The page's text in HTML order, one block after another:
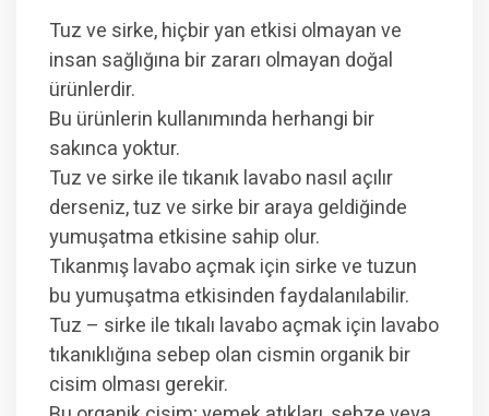
Tuz ve sirke, hiçbir yan etkisi olmayan ve
insan sağlığına bir zararı olmayan doğal
ürünlerdir.
Bu ürünlerin kullanımında herhangi bir
sakınca yoktur.
Tuz ve sirke ile tıkanık lavabo nasıl açılır
derseniz, tuz ve sirke bir araya geldiğinde
yumuşatma etkisine sahip olur.
Tıkanmış lavabo açmak için sirke ve tuzun
bu yumuşatma etkisinden faydalanılabilir.
Tuz – sirke ile tıkalı lavabo açmak için lavabo
tıkanıklığına sebep olan cismin organik bir
cisim olması gerekir.